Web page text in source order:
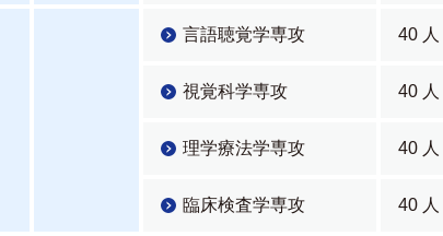
言語聴覚学専攻 40 人
視覚科学専攻 40 人
理学療法学専攻 40 人
臨床検査学専攻 40 人